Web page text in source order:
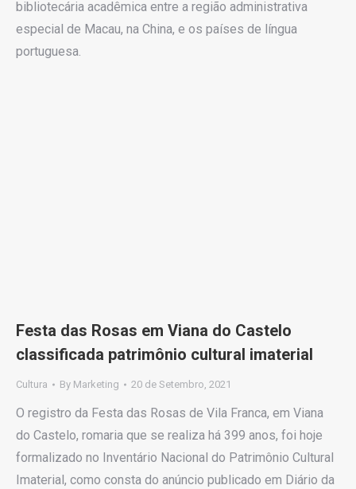
bibliotecária acadêmica entre a região administrativa
especial de Macau, na China, e os países de língua
portuguesa.
Festa das Rosas em Viana do Castelo
classificada patrimônio cultural imaterial
Cultura By Marketing 20 de Setembro, 2021
O registro da Festa das Rosas de Vila Franca, em Viana
do Castelo, romaria que se realiza há 399 anos, foi hoje
formalizado no Inventário Nacional do Patrimônio Cultural
Imaterial, como consta do anúncio publicado em Diário da